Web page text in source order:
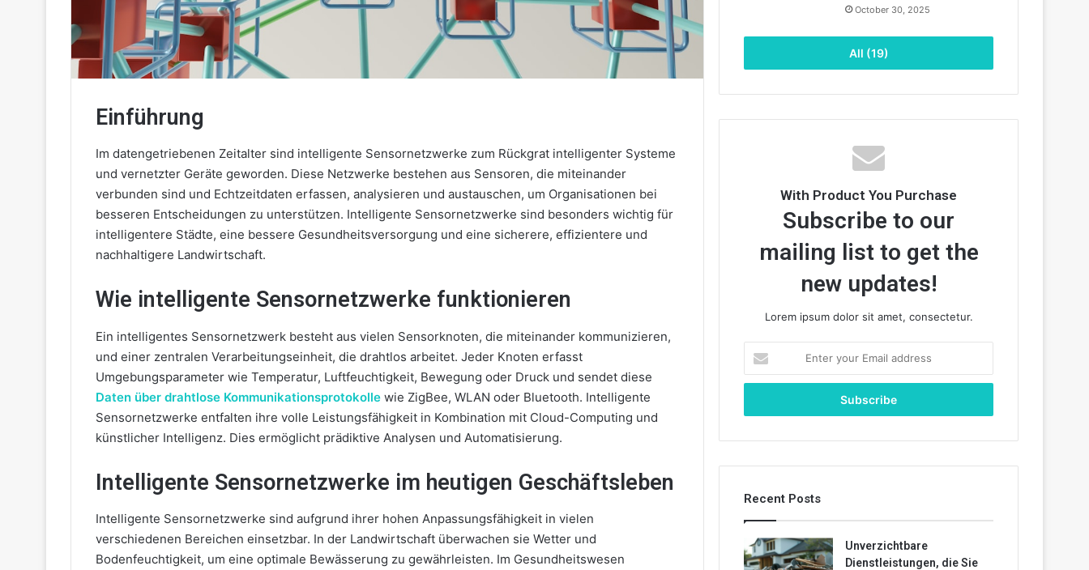
Einführung
Im datengetriebenen Zeitalter sind intelligente Sensornetzwerke zum Rückgrat intelligenter Systeme
und vernetzter Geräte geworden. Diese Netzwerke bestehen aus Sensoren, die miteinander
verbunden sind und Echtzeitdaten erfassen, analysieren und austauschen, um Organisationen bei
besseren Entscheidungen zu unterstützen. Intelligente Sensornetzwerke sind besonders wichtig für
intelligentere Städte, eine bessere Gesundheitsversorgung und eine sicherere, effizientere und
nachhaltigere Landwirtschaft.
Wie intelligente Sensornetzwerke funktionieren
Ein intelligentes Sensornetzwerk besteht aus vielen Sensorknoten, die miteinander kommunizieren,
und einer zentralen Verarbeitungseinheit, die drahtlos arbeitet. Jeder Knoten erfasst
Umgebungsparameter wie Temperatur, Luftfeuchtigkeit, Bewegung oder Druck und sendet diese
Daten über drahtlose Kommunikationsprotokolle wie ZigBee, WLAN oder Bluetooth. Intelligente
Sensornetzwerke entfalten ihre volle Leistungsfähigkeit in Kombination mit Cloud-Computing und
künstlicher Intelligenz. Dies ermöglicht prädiktive Analysen und Automatisierung.
Intelligente Sensornetzwerke im heutigen Geschäftsleben
Intelligente Sensornetzwerke sind aufgrund ihrer hohen Anpassungsfähigkeit in vielen
verschiedenen Bereichen einsetzbar. In der Landwirtschaft überwachen sie Wetter und
Bodenfeuchtigkeit, um eine optimale Bewässerung zu gewährleisten. Im Gesundheitswesen
October 30, 2025
All (19)
With Product You Purchase
Subscribe to our
mailing list to get the
new updates!
Lorem ipsum dolor sit amet, consectetur.
your
Email
Recent Posts
Unverzichtbare
Dienstleistungen, die Sie